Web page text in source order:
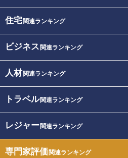
住宅関連ランキング
ビジネス 関連ランキング
人材関連ランキング
トラベル関連ランキング
レジャー関連ランキング
専門家評価関連ランキング